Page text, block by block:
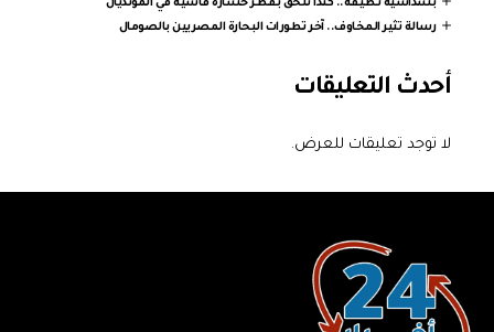
بسداسية نظيفة.. كندا تُلحق بقطر خسارة قاسية في المونديال
رسالة تثير المخاوف.. آخر تطورات البحارة المصريين بالصومال
أحدث التعليقات
لا توجد تعليقات للعرض.